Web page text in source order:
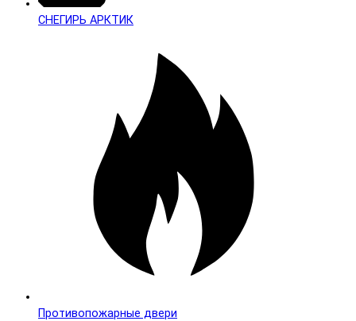
СНЕГИРЬ АРКТИК
Противопожарные двери